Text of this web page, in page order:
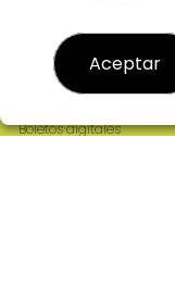
Resultados
Contacto
Empresas
Boletos digitales
Aceptar